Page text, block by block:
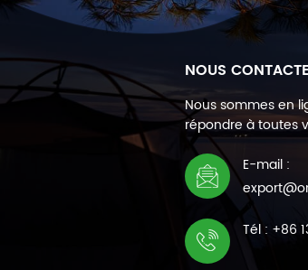
NOUS
Nous sommes en
répondre à toutes
E-mail :
Tél : +86